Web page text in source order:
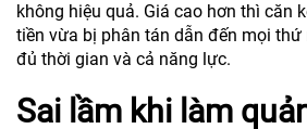
không hiệu quả. Giá cao hơn thì căn
tiền vừa bị phân tán dẫn đến mọi thứ
đủ thời gian và cả năng lực.
Sai lầm khi làm